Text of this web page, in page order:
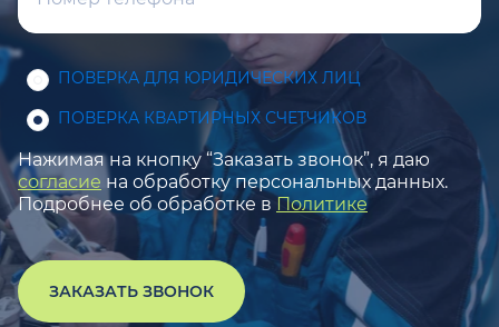
ПОВЕРКА ДЛЯ ЮРИДИЧЕСКИХ ЛИЦ
ПОВЕРКА КВАРТИРНЫХ СЧЕТЧИКОВ
Нажимая на кнопку “Заказать звонок”, я даю
согласие на обработку персональных данных.
Подробнее об обработке в Политике
ЗАКАЗАТЬ ЗВОНОК